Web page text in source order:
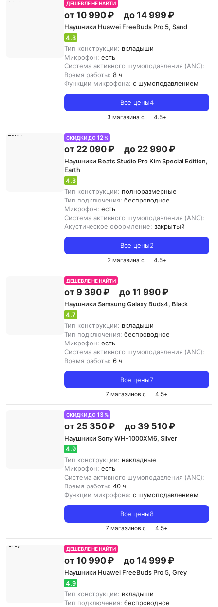
ДЕШЕВЛЕ НЕ НАЙТИ
от 10 990 ₽ до 14 999 ₽
Наушники Huawei FreeBuds Pro 5, Sand
4.8
Тип конструкции: вкладыши
Микрофон: есть
Система активного шумоподавления (ANC):
Время работы: 8 ч
Функции микрофона: с шумоподавлением
Все цены4
3 магазина с 4.5+
СКИДКИ ДО12 %
от 22 090 ₽ до 22 990 ₽
Наушники Beats Studio Pro Kim Special Edition,
Earth
4.8
Тип конструкции: полноразмерные
Тип подключения: беспроводное
Микрофон: есть
Система активного шумоподавления (ANC):
Акустическое оформление: закрытый
Все цены2
2 магазина с 4.5+
ДЕШЕВЛЕ НЕ НАЙТИ
от 9 390 ₽ до 11 990 ₽
Наушники Samsung Galaxy Buds4, Black
4.7
Тип конструкции: вкладыши
Тип подключения: беспроводное
Микрофон: есть
Система активного шумоподавления (ANC):
Время работы: 6 ч
Все цены7
7 магазинов с 4.5+
СКИДКИ ДО13 %
от 25 350 ₽ до 39 510 ₽
Наушники Sony WH-1000XM6, Silver
4.9
Тип конструкции: накладные
Микрофон: есть
Система активного шумоподавления (ANC):
Время работы: 40 ч
Функции микрофона: с шумоподавлением
Все цены8
7 магазинов с 4.5+
ДЕШЕВЛЕ НЕ НАЙТИ
от 10 990 ₽ до 14 999 ₽
Наушники Huawei FreeBuds Pro 5, Grey
4.9
Тип конструкции: вкладыши
Тип подключения: беспроводное